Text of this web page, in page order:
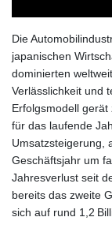
Die
japanischen
dominierten
Verlässlichkeit und
Erfolgsmodell
für das laufende
Umsatzsteigerung,
Geschäftsjahr um
Jahresverlust seit
bereits das zweite
sich auf rund 1,2